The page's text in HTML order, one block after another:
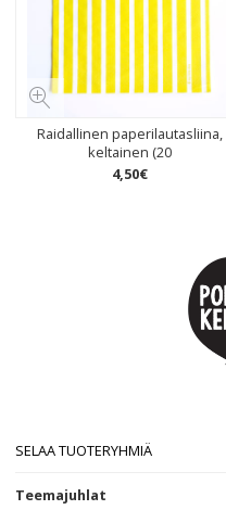
Raidallinen paperilautasliina,
keltainen (20
4,50€
SELAA TUOTERYHMIÄ
Teemajuhlat